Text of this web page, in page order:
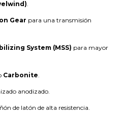
Gear para una transmisión
System (MSS) para mayor
Carbonite
anodizado.
de latón de alta resistencia.